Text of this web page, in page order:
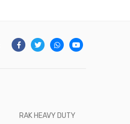
RAK HEAVY DUTY